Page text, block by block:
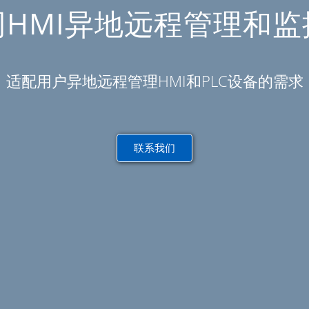
异地远程管理和
适配用户异地远程管理HMI和PLC设备的需求
联系我们